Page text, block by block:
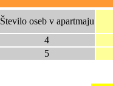
Število oseb v apartmaju
4
5